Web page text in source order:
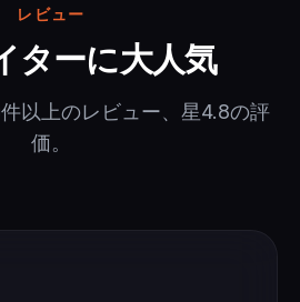
レビュー
ターに大人気
以上のレビュー、星4.8の評
価。